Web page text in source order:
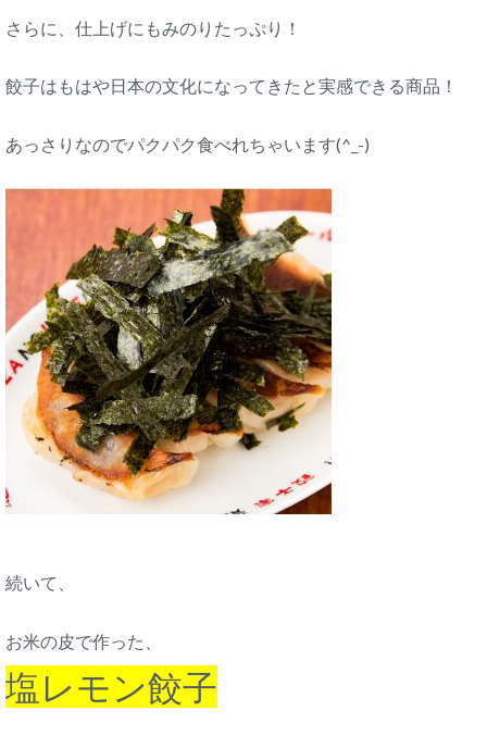
さらに、仕上げにもみのりたっぷり！
餃子はもはや日本の文化になってきたと実感できる商品！
あっさりなのでパクパク食べれちゃいます(^_-)
続いて、
お米の皮で作った、
塩レモン餃子